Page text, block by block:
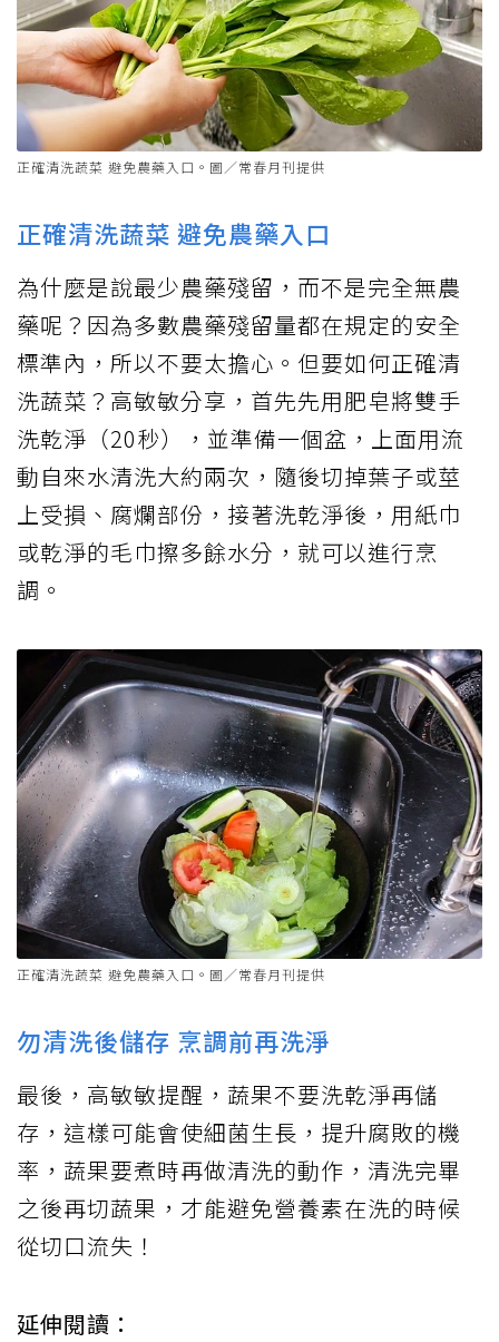
正確清洗蔬菜 避免農藥入口。圖／常春月刊提供
正確清洗蔬菜 避免農藥入口
為什麼是說最少農藥殘留，而不是完全無農
藥呢？因為多數農藥殘留量都在規定的安全
標準內，所以不要太擔心。但要如何正確清
洗蔬菜？高敏敏分享，首先先用肥皂將雙手
洗乾淨（20秒），並準備一個盆，上面用流
動自來水清洗大約兩次，隨後切掉葉子或莖
上受損、腐爛部份，接著洗乾淨後，用紙巾
或乾淨的毛巾擦多餘水分，就可以進行烹
調。
正確清洗蔬菜 避免農藥入口。圖／常春月刊提供
勿清洗後儲存 烹調前再洗淨
最後，高敏敏提醒，蔬果不要洗乾淨再儲
存，這樣可能會使細菌生長，提升腐敗的機
率，蔬果要煮時再做清洗的動作，清洗完畢
之後再切蔬果，才能避免營養素在洗的時候
從切口流失！
延伸閱讀：